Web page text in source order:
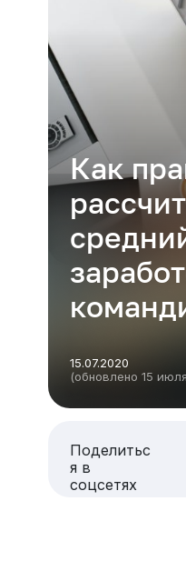
Как
15.07.2020
(обновлено 15
Поделитьс
я в
соцсетях